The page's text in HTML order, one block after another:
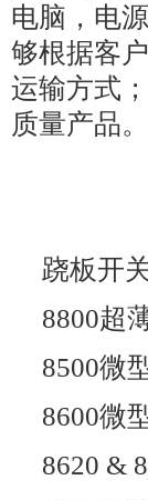
电脑，电
够根据客
运输方式
质量产品。
跷板开
8800超
8500微
8600微
8620 &